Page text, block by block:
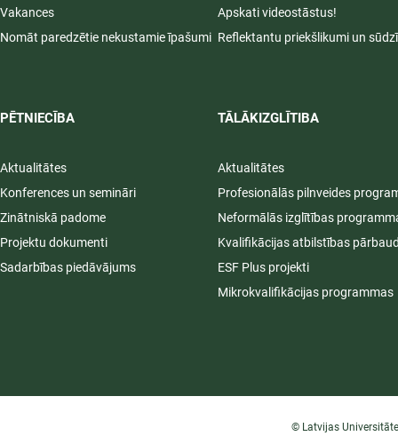
Vakances
Nomāt paredzētie nekustamie īpašumi
PĒTNIECĪBA
Aktualitātes
Konferences un semināri
Zinātniskā padome
Projektu dokumenti
Sadarbības piedāvājums
Apskati videostāstus!
Reflektantu priekšlikumi un
TĀLĀKIZGLĪTIBA
Aktualitātes
Profesionālās pilnveides
Neformālās izglītības
Kvalifikācijas atbilstības
ESF Plus projekti
Mikrokvalifikācijas programmas
© Latvijas